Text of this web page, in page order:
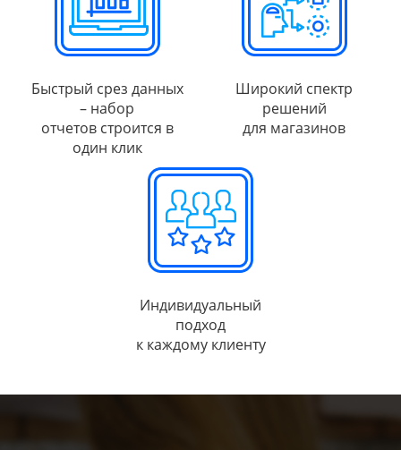
Быстрый срез данных
– набор
отчетов строится в
один клик
Широкий спектр
решений
для магазинов
Индивидуальный
подход
к каждому клиенту